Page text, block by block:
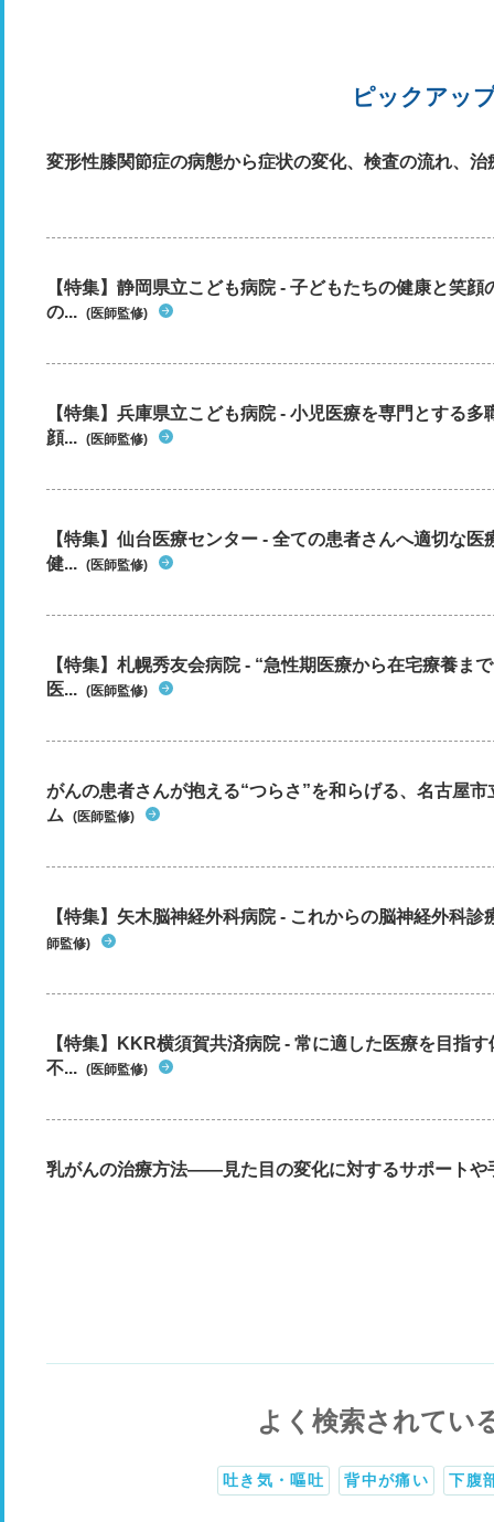
ピックアッ
変形性膝関節症の病態から症状の変化、検査の流れ、治
【特集】静岡県立こども病院 - 子どもたちの健康と笑
の... (医師監修)
【特集】兵庫県立こども病院 - 小児医療を専門とする
顔... (医師監修)
【特集】仙台医療センター - 全ての患者さんへ適切な
健... (医師監修)
【特集】札幌秀友会病院 - “急性期医療から在宅療養ま
医... (医師監修)
がんの患者さんが抱える“つらさ”を和らげる、名古屋
ム
(医師監修)
【特集】矢木脳神経外科病院 - これからの脳神経外科
師監修)
【特集】KKR横須賀共済病院 - 常に適した医療を目指
不... (医師監修)
乳がんの治療方法――見た目の変化に対するサポートや
よく検索されてい
吐き気・嘔吐 背中が痛い 下腹